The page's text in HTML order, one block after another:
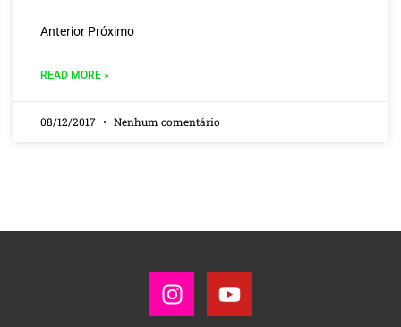
Anterior Próximo
READ MORE »
08/12/2017 Nenhum comentário